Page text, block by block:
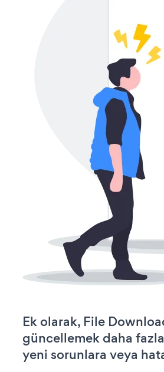
Ek olarak, File
güncellemek daha
yeni sorunlara veya